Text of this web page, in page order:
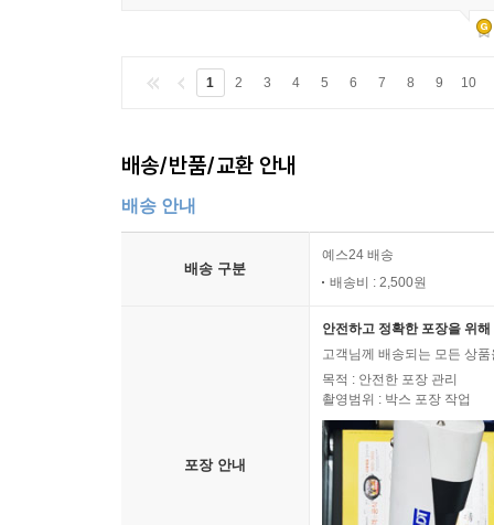
1 2 3 4 5 6 7 8 9 10
배송/반품/교환 안내
배송 안내
배송 구분
예스24 배송
배송비 : 2,500원
포장 안내
안전하고 정확한 포장을 위
고객님께 배송되는 모든 상
목적 : 안전한 포장 관리
촬영범위 : 박스 포장 작업